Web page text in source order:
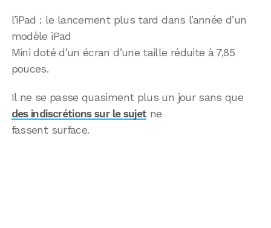
l’iPad : le lancement plus tard dans l’année d’un
modèle iPad
Mini doté d’un écran d’une taille réduite à 7,85
pouces.
Il ne se passe quasiment plus un jour sans que
des indiscrétions sur le sujet ne
fassent surface.